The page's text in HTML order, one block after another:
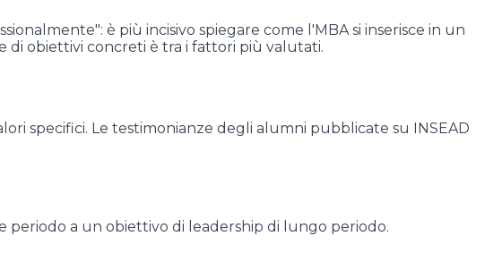
è più incisivo spiegare come l'MBA si inserisce in un
di obiettivi concreti è tra i fattori più valutati.
specifici. Le testimonianze degli alumni pubblicate su INSEAD
periodo a un obiettivo di leadership di lungo periodo.